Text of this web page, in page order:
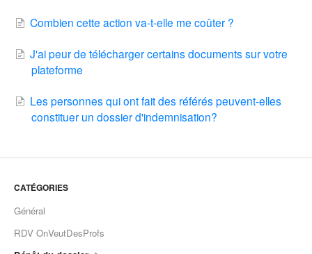
Combien cette action va-t-elle me coûter ?
J'ai peur de télécharger certains documents sur votre
plateforme
Les personnes qui ont fait des référés peuvent-elles
constituer un dossier d'indemnisation?
CATÉGORIES
Général
RDV OnVeutDesProfs